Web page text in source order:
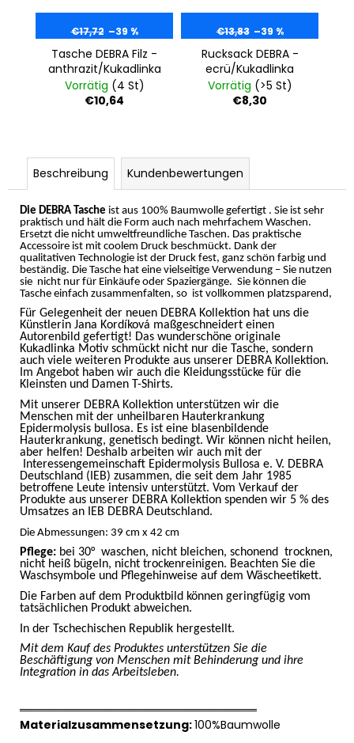
€17,72 –39 %
Tasche DEBRA Filz -
anthrazit/Kukadlinka
Vorrätig (4 St)
€10,64
€13,83 –39 %
Rucksack DEBRA -
ecrü/Kukadlinka
Vorrätig (>5 St)
€8,30
Beschreibung Kundenbewertungen
Die DEBRA Tasche ist aus 100% Baumwolle gefertigt . Sie ist sehr
praktisch und hält die Form auch nach mehrfachem Waschen.
Ersetzt die nicht umweltfreundliche Taschen. Das praktische
Accessoire ist mit coolem Druck beschmückt. Dank der
qualitativen Technologie ist der Druck fest, ganz schön farbig und
beständig. Die Tasche hat eine vielseitige Verwendung – Sie nutzen
sie nicht nur für Einkäufe oder Spaziergänge. Sie können die
Tasche einfach zusammenfalten, so ist vollkommen platzsparend,
Für Gelegenheit der neuen DEBRA Kollektion hat uns die
Künstlerin Jana Kordíková maßgeschneidert einen
Autorenbild gefertigt! Das wunderschöne originale
Kukadlinka Motiv schmückt nicht nur die Tasche, sondern
auch viele weiteren Produkte aus unserer DEBRA Kollektion.
Im Angebot haben wir auch die Kleidungsstücke für die
Kleinsten und Damen T-Shirts.
Mit unserer DEBRA Kollektion unterstützen wir die
Menschen mit der unheilbaren Hauterkrankung
Epidermolysis bullosa. Es ist eine blasenbildende
Hauterkrankung, genetisch bedingt. Wir können nicht heilen,
aber helfen! Deshalb arbeiten wir auch mit der
Interessengemeinschaft Epidermolysis Bullosa e. V. DEBRA
Deutschland (IEB) zusammen, die seit dem Jahr 1985
betroffene Leute intensiv unterstützt. Vom Verkauf der
Produkte aus unserer DEBRA Kollektion spenden wir 5 % des
Umsatzes an IEB DEBRA Deutschland.
Die Abmessungen: 39 cm x 42 cm
Pflege: bei 30° waschen, nicht bleichen, schonend trocknen,
nicht heiß bügeln, nicht trockenreinigen. Beachten Sie die
Waschsymbole und Pflegehinweise auf dem Wäscheetikett.
Die Farben auf dem Produktbild können geringfügig vom
tatsächlichen Produkt abweichen.
In der Tschechischen Republik hergestellt.
Mit dem Kauf des Produktes unterstützen Sie die
Beschäftigung von Menschen mit Behinderung und ihre
Integration in das Arbeitsleben.
══════════════════════════════
Materialzusammensetzung:100%Baumwolle